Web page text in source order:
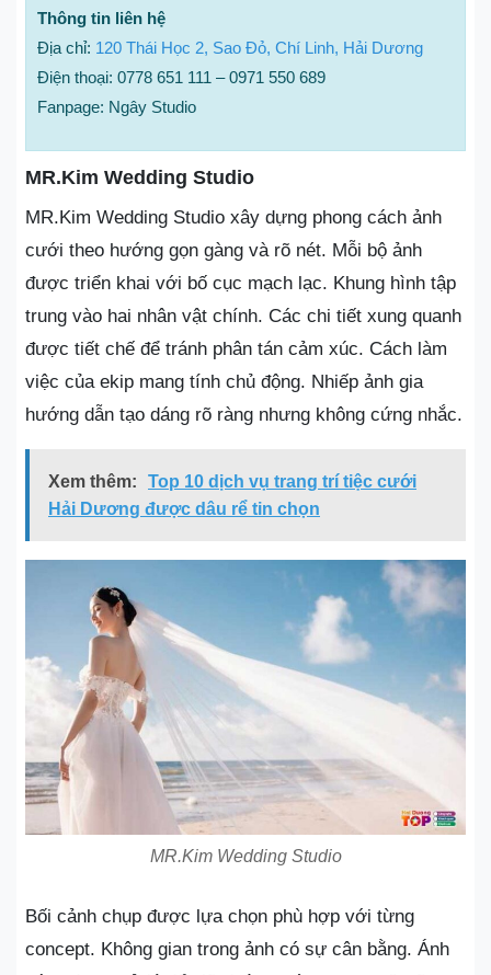
Thông tin liên hệ
Địa chỉ: 120 Thái Học 2, Sao Đỏ, Chí Linh, Hải Dương
Điện thoại: 0778 651 111 – 0971 550 689
Fanpage: Ngây Studio
MR.Kim Wedding Studio
MR.Kim Wedding Studio xây dựng phong cách ảnh
cưới theo hướng gọn gàng và rõ nét. Mỗi bộ ảnh
được triển khai với bố cục mạch lạc. Khung hình tập
trung vào hai nhân vật chính. Các chi tiết xung quanh
được tiết chế để tránh phân tán cảm xúc. Cách làm
việc của ekip mang tính chủ động. Nhiếp ảnh gia
hướng dẫn tạo dáng rõ ràng nhưng không cứng nhắc.
Xem thêm:
Top 10 dịch vụ trang trí tiệc cưới
Hải Dương được dâu rể tin chọn
MR.Kim Wedding Studio
Bối cảnh chụp được lựa chọn phù hợp với từng
concept. Không gian trong ảnh có sự cân bằng. Ánh